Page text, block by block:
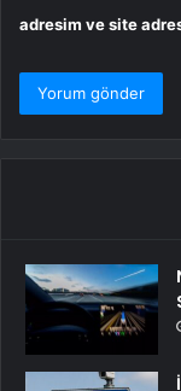
adresim ve site